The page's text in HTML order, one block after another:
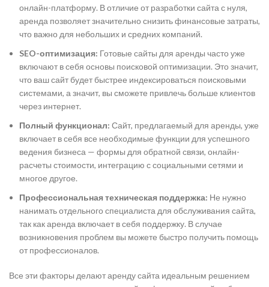
онлайн-платформу. В отличие от разработки сайта с нуля,
аренда позволяет значительно снизить финансовые затраты,
что важно для небольших и средних компаний.
SEO-оптимизация: Готовые сайты для аренды часто уже
включают в себя основы поисковой оптимизации. Это значит,
что ваш сайт будет быстрее индексироваться поисковыми
системами, а значит, вы сможете привлечь больше клиентов
через интернет.
Полный функционал: Сайт, предлагаемый для аренды, уже
включает в себя все необходимые функции для успешного
ведения бизнеса — формы для обратной связи, онлайн-
расчеты стоимости, интеграцию с социальными сетями и
многое другое.
Профессиональная техническая поддержка: Не нужно
нанимать отдельного специалиста для обслуживания сайта,
так как аренда включает в себя поддержку. В случае
возникновения проблем вы можете быстро получить помощь
от профессионалов.
Все эти факторы делают аренду сайта идеальным решением